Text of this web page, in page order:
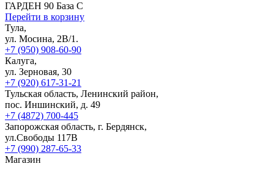
ГАРДЕН 90 База С
Перейти в корзину
Тула,
ул. Мосина, 2В/1.
+7 (950) 908-60-90
Калуга,
ул. Зерновая, 30
+7 (920) 617-31-21
Тульская область, Ленинский район,
пос. Иншинский, д. 49
+7 (4872) 700-445
Запорожская область, г. Бердянск,
ул.Свободы 117В
+7 (990) 287-65-33
Магазин